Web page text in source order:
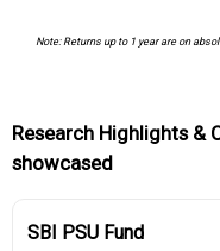
Note: Returns up to 1 year are on
Research Highlights &
showcased
SBI PSU Fund